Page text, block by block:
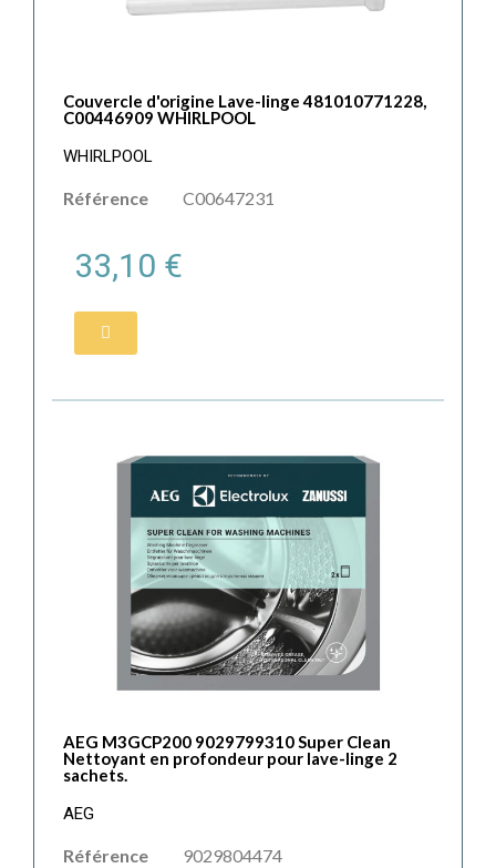
Couvercle d'origine Lave-linge 481010771228,
C00446909 WHIRLPOOL
WHIRLPOOL
Référence C00647231
33,10 €
AEG M3GCP200 9029799310 Super Clean
Nettoyant en profondeur pour lave-linge 2
sachets.
AEG
Référence 9029804474